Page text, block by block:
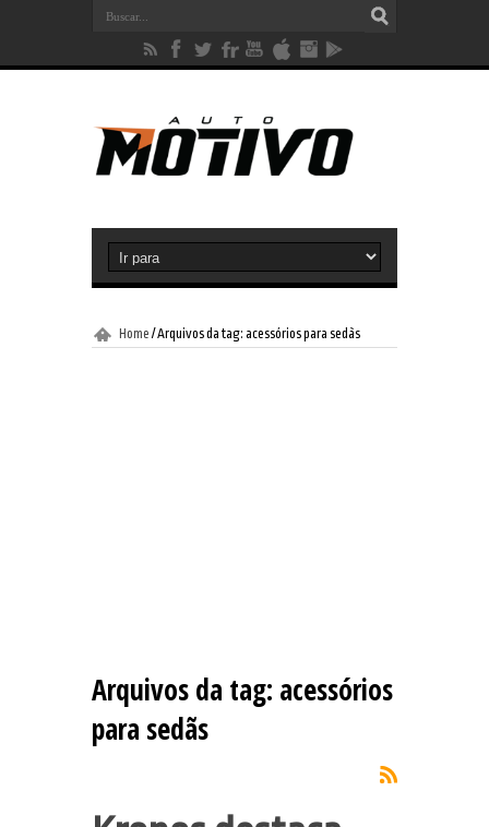
Home /Arquivos da tag: acessórios para sedãs
Arquivos da tag: acessórios
para sedãs